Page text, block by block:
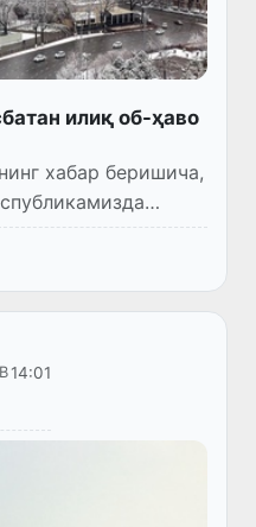
илиқ об-ҳаво
хабар беришича,
об-ҳаво
0…-3 даража,
14:01